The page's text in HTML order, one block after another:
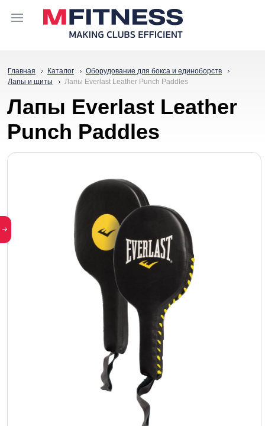
Главная Каталог
Оборудование для бокса и единоборств
Лапы и щиты
Лапы Everlast Leather Punch Paddles
Лапы Everlast Leather
Punch Paddles